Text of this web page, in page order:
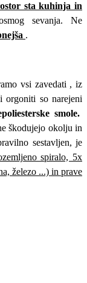
sta kuhinja in
sevanja. Ne
.
vsi zavedati , iz
orgoniti so narejeni
smole.
škodujejo okolju in
sestavljen, je
spiralo, 5x
železo ...) in prave